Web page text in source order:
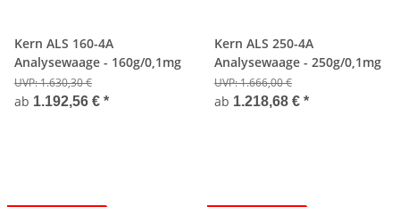
Kern ALS 160-4A
Analysewaage - 160g/0,1mg
UVP:1.630,30 €
ab 1.192,56 € *
Kern ALS 250-4A
Analysewaage - 250g/0,1mg
UVP:1.666,00 €
ab 1.218,68 € *